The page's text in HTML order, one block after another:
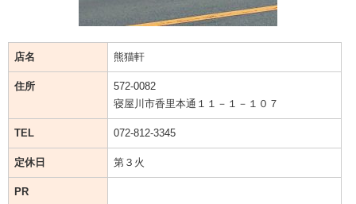
店名 熊猫軒
住所
572-0082
寝屋川市香里本通１１－１－１０７
TEL 072-812-3345
定休日 第３火
PR